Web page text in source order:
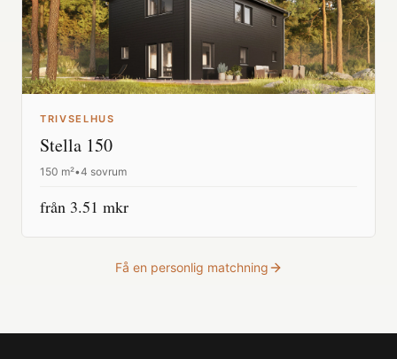
TRIVSELHUS
Stella 150
150 m²•4 sovrum
från 3.51 mkr
Få en personlig matchning